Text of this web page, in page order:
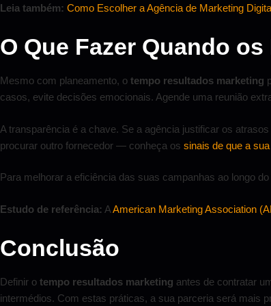
Leia também: Como Escolher a Agência de Marketing
O Que Fazer Quando
Mesmo com planeamento, o tempo resultados marketing
casos, evite decisões emocionais. Agende uma reunião
A transparência é a chave. Se a agência justificar os
procurar outro fornecedor — conheça os sinais de que a
Para melhorar a eficiência das suas campanhas ao longo
Estudo de referência: AAmerican Marketing Association
Conclusão
Definir o tempo resultados marketing antes de contratar
intermédios. Com estas práticas, a sua parceria será mais